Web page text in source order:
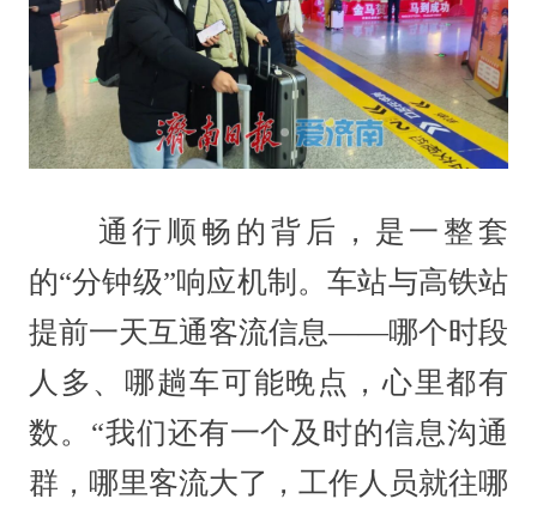
通行顺畅的背后，是一整套
的“分钟级”响应机制。车站与高铁站
提前一天互通客流信息——哪个时段
人多、哪趟车可能晚点，心里都有
数。“我们还有一个及时的信息沟通
群，哪里客流大了，工作人员就往哪